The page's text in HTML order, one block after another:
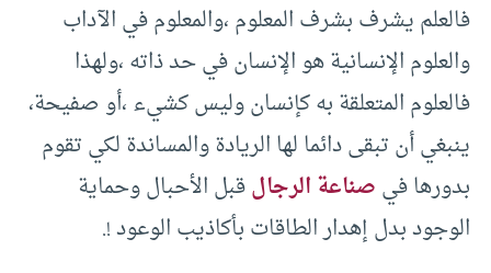
فالعلم يشرف بشرف المعلوم ،والمعلوم في الآداب
والعلوم الإنسانية هو الإنسان في حد ذاته ،ولهذا
فالعلوم المتعلقة به كإنسان وليس كشيء ،أو صفيحة،
ينبغي أن تبقى دائما لها الريادة والمساندة لكي تقوم
بدورها فيصناعة الرجالقبل الأحبال وحماية
الوجود بدل إهدار الطاقات بأكاذيب الوعود !.